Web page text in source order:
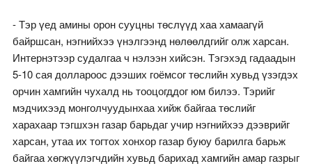
- Тэр үед амины орон сууцны төслүүд хаа хамаагүй
байршсан, нэгнийхээ үнэлгээнд нөлөөлдгийг олж харсан.
Интернэтээр судалгаа ч нэлээн хийсэн. Тэгэхэд гадаадын
5-10 сая доллароос дээших гоёмсог төслийн хувьд үзэгдэх
орчин хамгийн чухалд нь тооцогддог юм билээ. Тэрийг
мэдчихээд монголчуудынхаа хийж байгаа төслийг
харахаар тэгшхэн газар барьдаг учир нэгнийхээ дээврийг
харсан, утаа их тогтох хонхор газар буюу барилга барьж
байгаа хөгжүүлэгчдийн хувьд барихад хамгийн амар газрыг